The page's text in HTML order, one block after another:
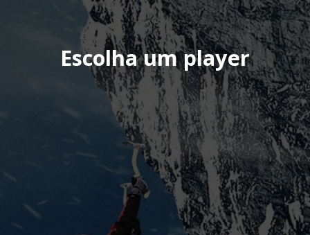
Escolha um player